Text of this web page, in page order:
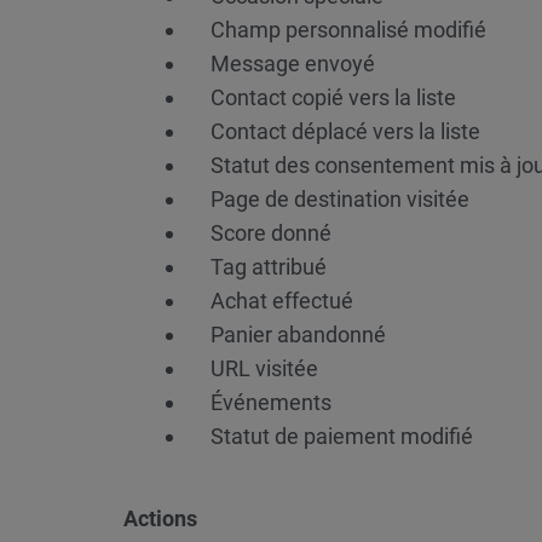
Champ personnalisé modifié
Message envoyé
Contact copié vers la liste
Contact déplacé vers la liste
Statut des consentement mis à
Page de destination visitée
Score donné
Tag attribué
Achat effectué
Panier abandonné
URL visitée
Événements
Statut de paiement modifié
Actions